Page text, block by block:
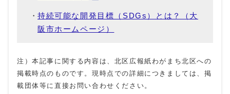
持続可能な開発目標（SDGs）とは？（大
阪市ホームページ）
注）本記事に関する内容は、北区広報紙わがまち北区への
掲載時点のものです。現時点での詳細につきましては、掲
載団体等に直接お問い合わせください。